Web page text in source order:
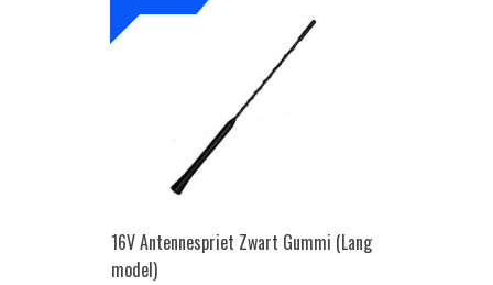
16V Antennespriet Zwart Gummi (Lang
model)